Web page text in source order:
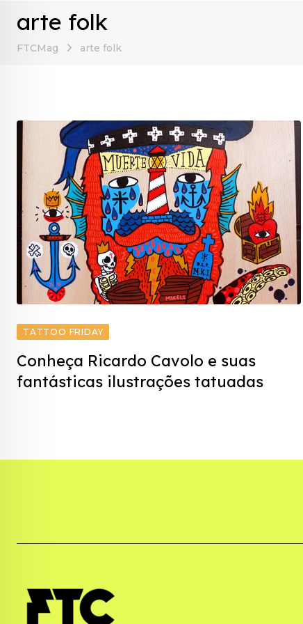
arte folk
FTCMag arte folk
TATTOO FRIDAY
Conheça Ricardo Cavolo e suas
fantásticas ilustrações tatuadas